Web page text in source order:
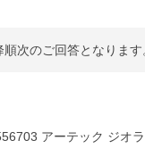
次のご回答となります
アーテック ジオ